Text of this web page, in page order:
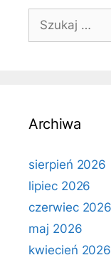
Szukaj:
Archiwa
sierpień 2026
lipiec 2026
czerwiec 2026
maj 2026
kwiecień 2026